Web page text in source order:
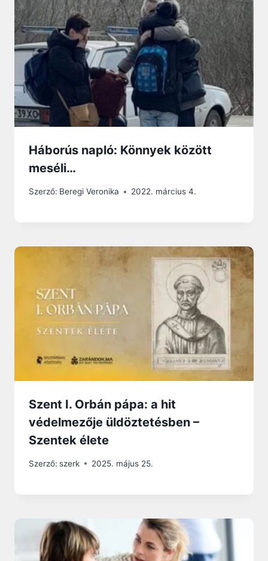
Háborús napló: Könnyek között
meséli…
Szerző: Beregi Veronika 2022. március 4.
Szent I. Orbán pápa: a hit
védelmezője üldöztetésben –
Szentek élete
Szerző: szerk 2025. május 25.